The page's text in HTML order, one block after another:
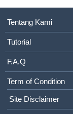
Tentang Kami
Tutorial
F.A.Q
Term of Condition
Site Disclaimer